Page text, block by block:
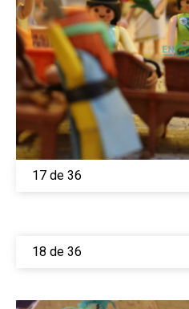
17 de 36
18 de 36